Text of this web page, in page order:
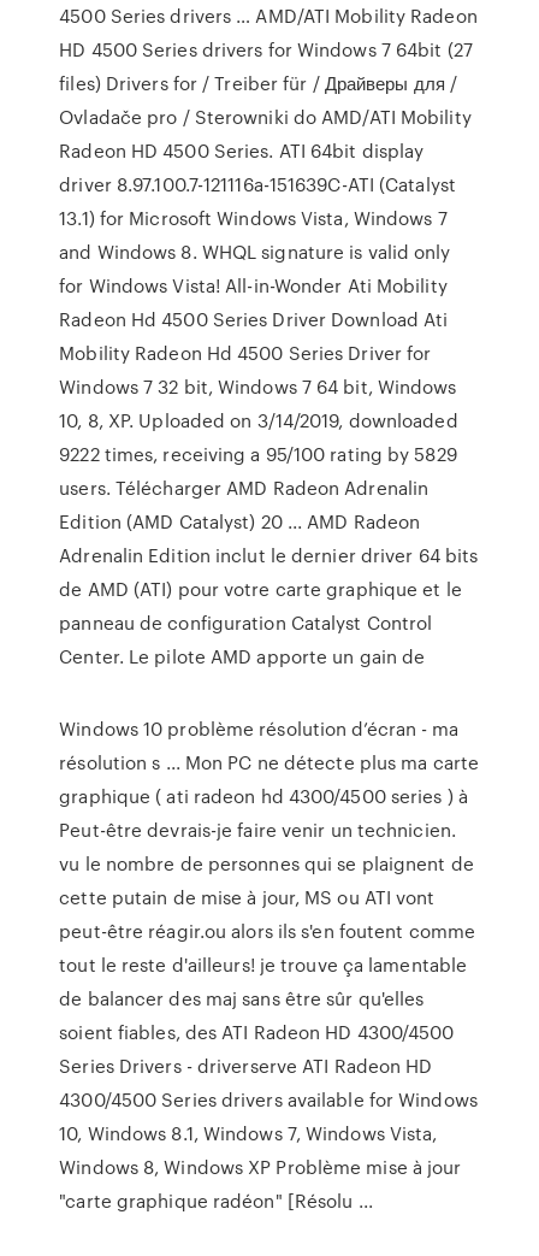
4500 Series drivers … AMD/ATI Mobility Radeon
HD 4500 Series drivers for Windows 7 64bit (27
files) Drivers for / Treiber für / Драйверы для /
Ovladače pro / Sterowniki do AMD/ATI Mobility
Radeon HD 4500 Series. ATI 64bit display
driver 8.97.100.7-121116a-151639C-ATI (Catalyst
13.1) for Microsoft Windows Vista, Windows 7
and Windows 8. WHQL signature is valid only
for Windows Vista! All-in-Wonder Ati Mobility
Radeon Hd 4500 Series Driver Download Ati
Mobility Radeon Hd 4500 Series Driver for
Windows 7 32 bit, Windows 7 64 bit, Windows
10, 8, XP. Uploaded on 3/14/2019, downloaded
9222 times, receiving a 95/100 rating by 5829
users. Télécharger AMD Radeon Adrenalin
Edition (AMD Catalyst) 20 ... AMD Radeon
Adrenalin Edition inclut le dernier driver 64 bits
de AMD (ATI) pour votre carte graphique et le
panneau de configuration Catalyst Control
Center. Le pilote AMD apporte un gain de
Windows 10 problème résolution d’écran - ma
résolution s ... Mon PC ne détecte plus ma carte
graphique ( ati radeon hd 4300/4500 series ) à
Peut-être devrais-je faire venir un technicien.
vu le nombre de personnes qui se plaignent de
cette putain de mise à jour, MS ou ATI vont
peut-être réagir.ou alors ils s'en foutent comme
tout le reste d'ailleurs! je trouve ça lamentable
de balancer des maj sans être sûr qu'elles
soient fiables, des ATI Radeon HD 4300/4500
Series Drivers - driverserve ATI Radeon HD
4300/4500 Series drivers available for Windows
10, Windows 8.1, Windows 7, Windows Vista,
Windows 8, Windows XP Problème mise à jour
"carte graphique radéon" [Résolu ...